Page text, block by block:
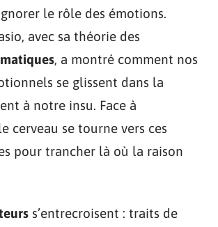
le rôle des émotions.
avec sa théorie des
, a montré comment nos
se glissent dans la
à notre insu. Face à
cerveau se tourne vers ces
pour trancher là où la raison
s’entrecroisent : traits de